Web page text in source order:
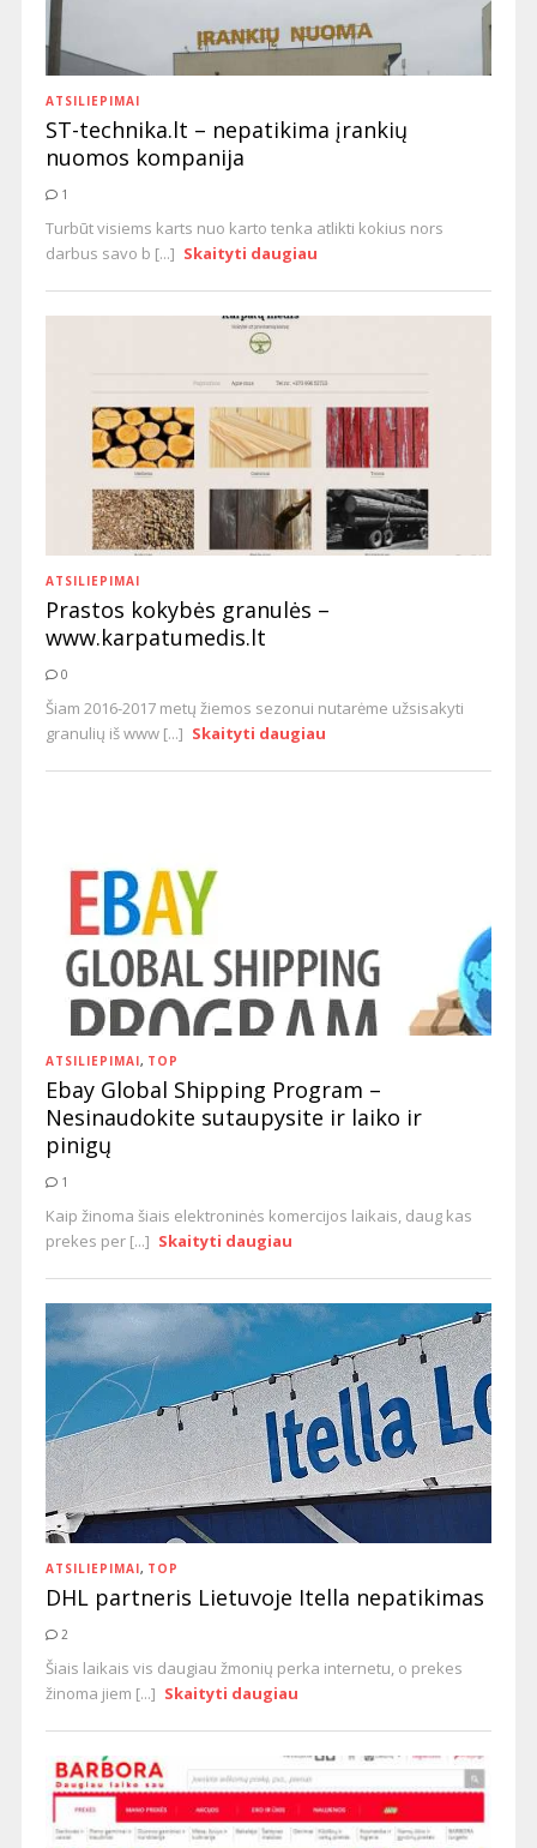
ATSILIEPIMAI
ST-technika.lt – nepatikima įrankių
nuomos kompanija
1
Turbūt visiems karts nuo karto tenka atlikti kokius nors
darbus savo b [...] Skaityti daugiau
ATSILIEPIMAI
Prastos kokybės granulės –
www.karpatumedis.lt
0
Šiam 2016-2017 metų žiemos sezonui nutarėme užsisakyti
granulių iš www [...] Skaityti daugiau
ATSILIEPIMAI, TOP
Ebay Global Shipping Program –
Nesinaudokite sutaupysite ir laiko ir
pinigų
1
Kaip žinoma šiais elektroninės komercijos laikais, daug kas
prekes per [...] Skaityti daugiau
ATSILIEPIMAI, TOP
DHL partneris Lietuvoje Itella nepatikimas
2
Šiais laikais vis daugiau žmonių perka internetu, o prekes
žinoma jiem [...] Skaityti daugiau